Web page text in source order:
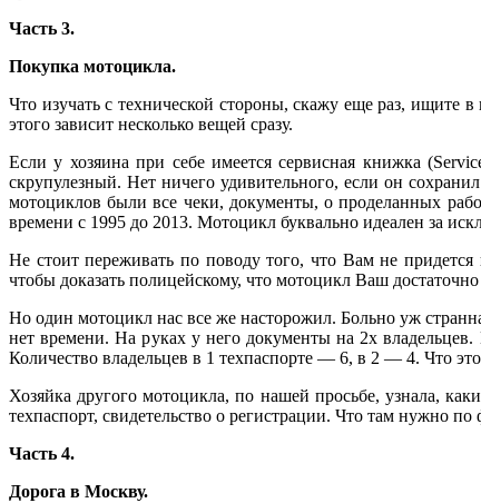
Часть 3.
Покупка мотоцикла.
Что изучать с технической стороны, скажу еще раз, ищите
этого зависит несколько вещей сразу.
Если у хозяина при себе имеется сервисная книжка
скрупулезный. Нет ничего удивительного, если он
мотоциклов были все чеки, документы, о проделанных
времени с 1995 до 2013. Мотоцикл буквально идеален за
Не стоит переживать по поводу того, что Вам не
чтобы доказать полицейскому, что мотоцикл Ваш
Но один мотоцикл нас все же насторожил. Больно уж
нет времени. На руках у него документы на 2х
Количество владельцев в 1 техпаспорте — 6, в 2 — 4. Что
Хозяйка другого мотоцикла, по нашей просьбе, узнала,
техпаспорт, свидетельство о регистрации. Что там нужно
Часть 4.
Дорога в Москву.